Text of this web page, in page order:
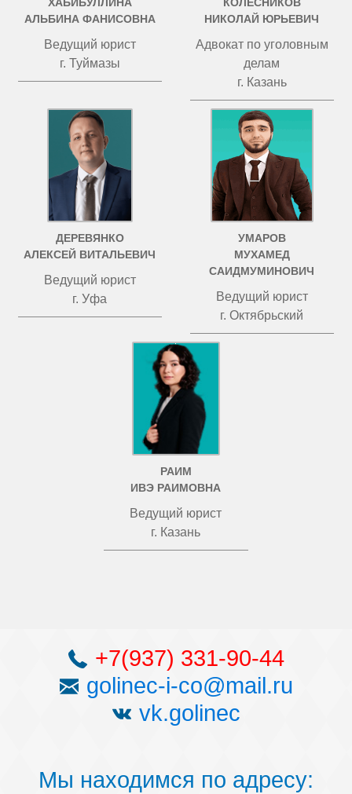
АЛЬБИНА ФАНИСОВНА
Ведущий юрист
г. Туймазы
НИКОЛАЙ ЮРЬЕВИЧ
Адвокат по уголовным
делам
г. Казань
ДЕРЕВЯНКО
АЛЕКСЕЙ ВИТАЛЬЕВИЧ
Ведущий юрист
г. Уфа
УМАРОВ
МУХАМЕД
САИДМУМИНОВИЧ
Ведущий юрист
г. Октябрьский
РАИМ
ИВЭ РАИМОВНА
Ведущий юрист
г. Казань
+7(937) 331-90-44
golinec-i-co@mail.ru
vk.golinec
Мы находимся по адресу: